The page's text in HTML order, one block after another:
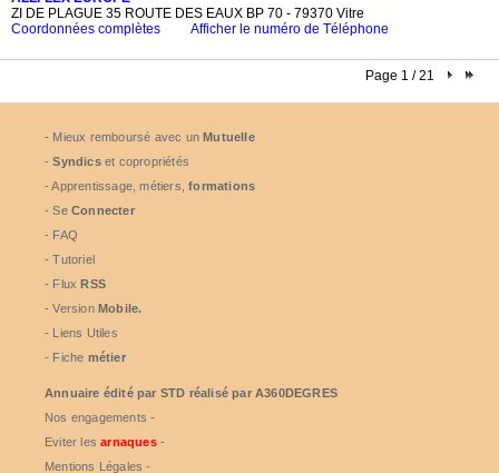
ZI DE PLAGUE 35 ROUTE DES EAUX BP 70 - 79370 Vitre
Coordonnées complètes
Afficher le numéro de Téléphone
Page 1 / 21
- Mieux remboursé avec unMutuelle
-Syndicset copropriétés
- Apprentissage, métiers,formations
- Se Connecter
- FAQ
- Tutoriel
- FluxRSS
- Version Mobile.
- Liens Utiles
- Fiche métier
Annuaire édité par STD réalisé par A360DEGRES
Nos engagements -
Eviter lesarnaques-
Mentions Légales -